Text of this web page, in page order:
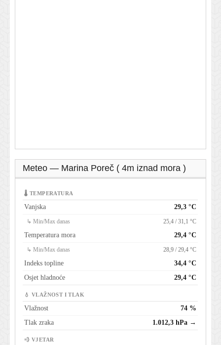
Meteo — Marina Poreč ( 4m iznad mora )
🌡 TEMPERATURA
Vanjska 29,3 °C
↳ Min/Max danas 25,4 / 31,1 °C
Temperatura mora 29,4 °C
↳ Min/Max danas 28,9 / 29,4 °C
Indeks topline
34,4 °C
Osjet hladnoće
29,4 °C
💧 VLAŽNOST I TLAK
Vlažnost
74 %
Tlak zraka
1.012,3 hPa →
💨 VJETAR